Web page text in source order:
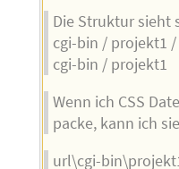
Die Struktur sieht
cgi-bin / projekt1 /
cgi-bin / projekt1
Wenn ich CSS
packe, kann ich
url\cgi-